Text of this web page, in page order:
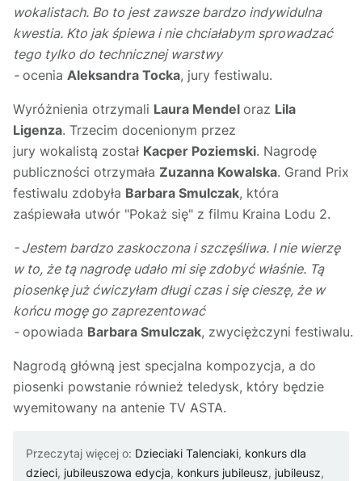
wokalistach. Bo to jest zawsze bardzo indywidulna
kwestia. Kto jak śpiewa i nie chciałabym sprowadzać
tego tylko do technicznej warstwy
-ocenia Aleksandra Tocka, jury festiwalu.
Wyróżnienia otrzymali Laura Mendel oraz Lila
Ligenza. Trzecim docenionym przez
jury wokalistą został Kacper Poziemski. Nagrodę
publiczności otrzymała Zuzanna Kowalska. Grand Prix
festiwalu zdobyła Barbara Smulczak, która
zaśpiewała utwór "Pokaż się" z filmu Kraina Lodu 2.
- Jestem bardzo zaskoczona i szczęśliwa. I nie wierzę
w to, że tą nagrodę udało mi się zdobyć właśnie. Tą
piosenkę już ćwiczyłam długi czas i się cieszę, że w
końcu mogę go zaprezentować
-opowiada Barbara Smulczak, zwyciężczyni festiwalu.
Nagrodą główną jest specjalna kompozycja, a do
piosenki powstanie również teledysk, który będzie
wyemitowany na antenie TV ASTA.
Przeczytaj więcej o: Dzieciaki Talenciaki, konkurs dla
dzieci, jubileuszowa edycja, konkurs jubileusz, jubileusz,